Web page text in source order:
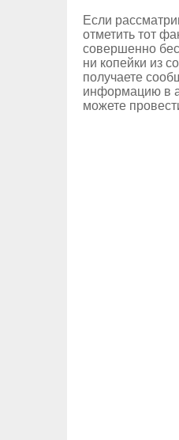
Если
отметить тот
совершенно
ни копейки из
получаете
информацию в
можете